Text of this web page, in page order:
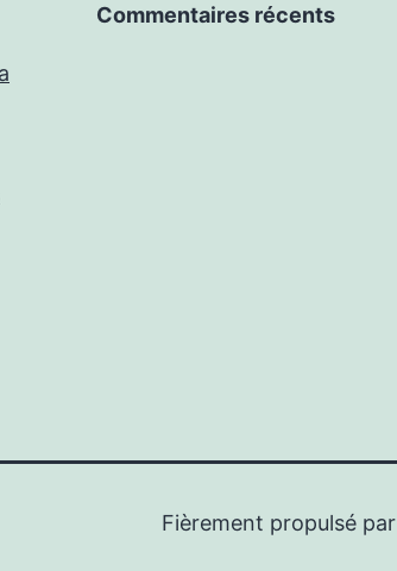
Commentaires récents
Fièrement propulsé par